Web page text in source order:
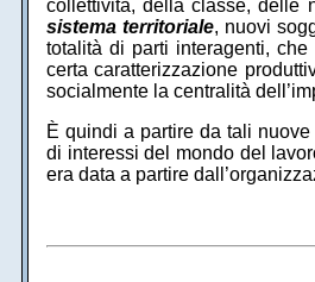
collettività, della classe, delle
sistema territoriale, nuovi
totalità di parti interagenti,
certa caratterizzazione
socialmente la centralità
È quindi a partire da tali
di interessi del mondo del
era data a partire